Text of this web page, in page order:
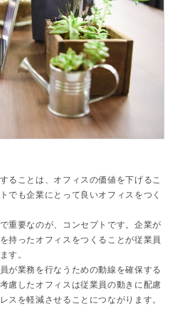
ることは、オフィスの価値を下げるこ
でも企業にとって良いオフィスをつく
重要なのが、コンセプトです。企業が
持ったオフィスをつくることが従業員
す。
が業務を行なうための動線を確保する
慮したオフィスは従業員の動きに配慮
スを軽減させることにつながります。